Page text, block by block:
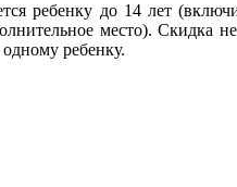
ребенку до 14 лет
место). Скидка
ребенку.